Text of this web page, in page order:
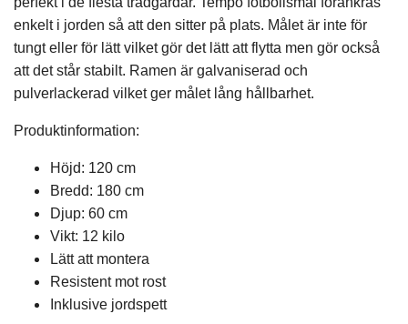
enkelt i jorden så att den sitter på plats. Målet är inte för
tungt eller för lätt vilket gör det lätt att flytta men gör också
att det står stabilt. Ramen är galvaniserad och
pulverlackerad vilket ger målet lång hållbarhet.
Produktinformation:
Höjd: 120 cm
Bredd: 180 cm
Djup: 60 cm
Vikt: 12 kilo
Lätt att montera
Resistent mot rost
Inklusive jordspett